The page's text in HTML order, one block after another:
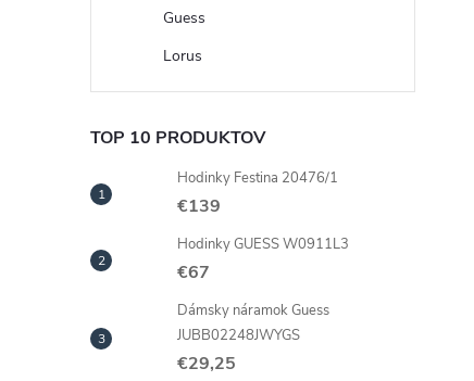
Guess
Lorus
TOP 10 PRODUKTOV
Hodinky Festina 20476/1
€139
Hodinky GUESS W0911L3
€67
Dámsky náramok Guess
JUBB02248JWYGS
€29,25